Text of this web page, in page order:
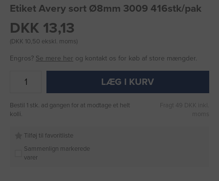
Etiket Avery sort Ø8mm 3009 416stk/pak
DKK 13,13
(DKK 10,50 ekskl. moms)
Engros? Se mere her og kontakt os for køb af store mængder.
LÆG I KURV
Bestil 1 stk. ad gangen for at modtage et helt
kolli.
Fragt 49 DKK inkl.
moms
Tilføj til favoritliste
Sammenlign markerede
varer